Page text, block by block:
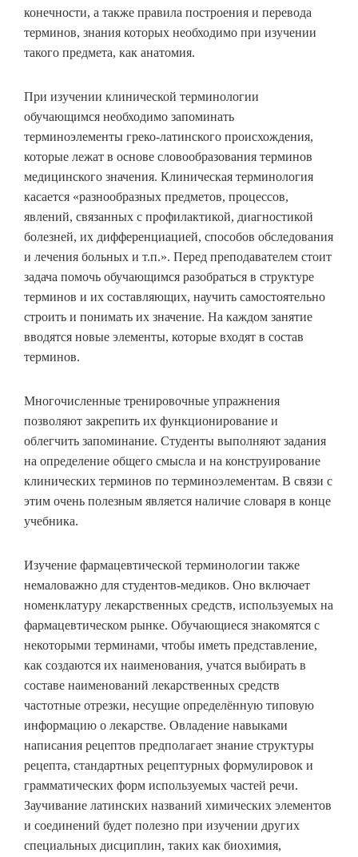
конечности, а также правила построения и перевода
терминов, знания которых необходимо при изучении
такого предмета, как анатомия.
При изучении клинической терминологии
обучающимся необходимо запоминать
терминоэлементы греко-латинского происхождения,
которые лежат в основе словообразования терминов
медицинского значения. Клиническая терминология
касается «разнообразных предметов, процессов,
явлений, связанных с профилактикой, диагностикой
болезней, их дифференциацией, способов обследования
и лечения больных и т.п.». Перед преподавателем стоит
задача помочь обучающимся разобраться в структуре
терминов и их составляющих, научить самостоятельно
строить и понимать их значение. На каждом занятие
вводятся новые элементы, которые входят в состав
терминов.
Многочисленные тренировочные упражнения
позволяют закрепить их функционирование и
облегчить запоминание. Студенты выполняют задания
на определение общего смысла и на конструирование
клинических терминов по терминоэлементам. В связи с
этим очень полезным является наличие словаря в конце
учебника.
Изучение фармацевтической терминологии также
немаловажно для студентов-медиков. Оно включает
номенклатуру лекарственных средств, используемых на
фармацевтическом рынке. Обучающиеся знакомятся с
некоторыми терминами, чтобы иметь представление,
как создаются их наименования, учатся выбирать в
составе наименований лекарственных средств
частотные отрезки, несущие определённую типовую
информацию о лекарстве. Овладение навыками
написания рецептов предполагает знание структуры
рецепта, стандартных рецептурных формулировок и
грамматических форм используемых частей речи.
Заучивание латинских названий химических элементов
и соединений будет полезно при изучении других
специальных дисциплин, таких как биохимия,